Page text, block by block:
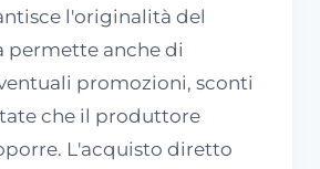
l'originalità del
permette anche di
promozioni, sconti
che il produttore
L'acquisto diretto